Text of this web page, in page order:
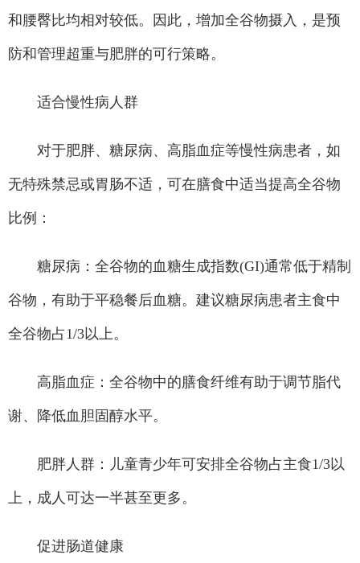
和腰臀比均相对较低。因此，增加全谷物摄入，是预
防和管理超重与肥胖的可行策略。
适合慢性病人群
对于肥胖、糖尿病、高脂血症等慢性病患者，如
无特殊禁忌或胃肠不适，可在膳食中适当提高全谷物
比例：
糖尿病：全谷物的血糖生成指数(GI)通常低于精制
谷物，有助于平稳餐后血糖。建议糖尿病患者主食中
全谷物占1/3以上。
高脂血症：全谷物中的膳食纤维有助于调节脂代
谢、降低血胆固醇水平。
肥胖人群：儿童青少年可安排全谷物占主食1/3以
上，成人可达一半甚至更多。
促进肠道健康